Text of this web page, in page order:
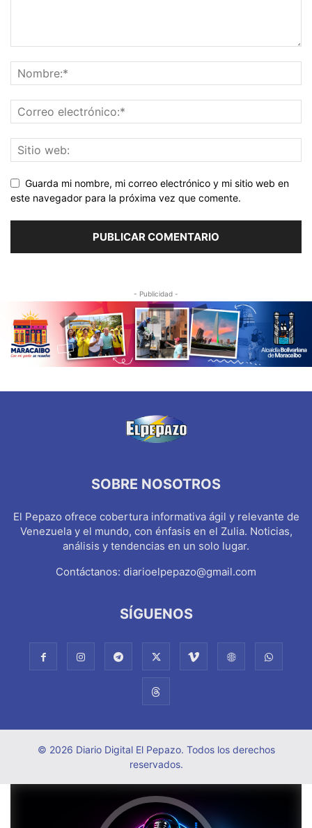
Guarda mi nombre, mi correo electrónico y mi sitio web en
este navegador para la próxima vez que comente.
- Publicidad -
SOBRE NOSOTROS
El Pepazo ofrece cobertura informativa ágil y relevante de
Venezuela y el mundo, con énfasis en el Zulia. Noticias,
análisis y tendencias en un solo lugar.
Contáctanos: diarioelpepazo@gmail.com
SÍGUENOS
© 2026 Diario Digital El Pepazo. Todos los derechos
reservados.